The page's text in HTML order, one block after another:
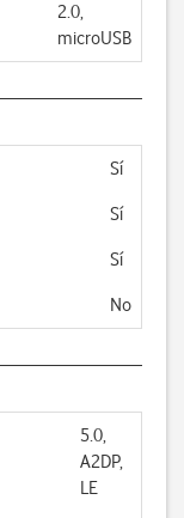
2.0,
microUSB
Sí
Sí
Sí
No
5.0,
A2DP,
LE